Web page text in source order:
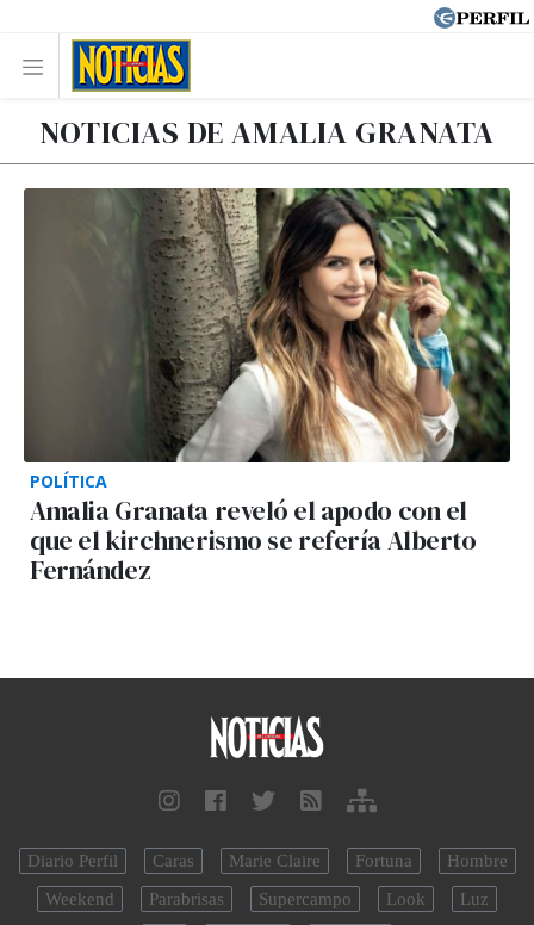
NOTICIAS DE AMALIA GRANATA
POLÍTICA
Amalia Granata reveló el apodo con el
que el kirchnerismo se refería Alberto
Fernández
Diario Perfil Caras Marie Claire Fortuna
Hombre
Weekend
Parabrisas Supercampo Look
Luz